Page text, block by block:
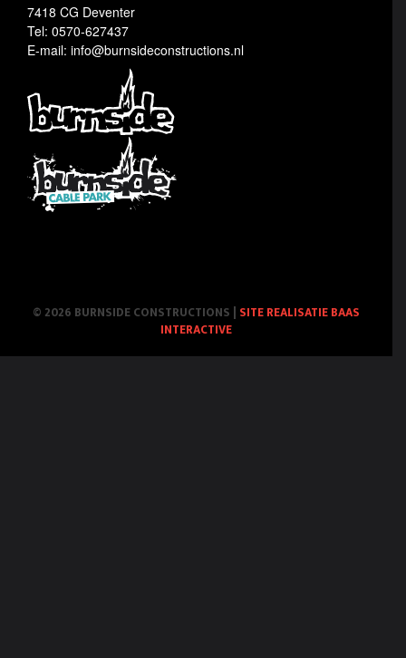
7418 CG Deventer
Tel: 0570-627437
E-mail: info@burnsideconstructions.nl
© 2026 BURNSIDE CONSTRUCTIONS | SITE REALISATIE BAAS
INTERACTIVE